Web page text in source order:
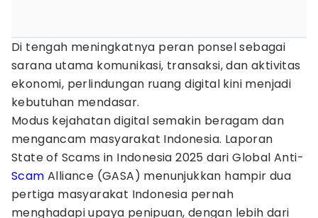
Di tengah meningkatnya peran ponsel sebagai
sarana utama komunikasi, transaksi, dan aktivitas
ekonomi, perlindungan ruang digital kini menjadi
kebutuhan mendasar.
Modus kejahatan digital semakin beragam dan
mengancam masyarakat Indonesia. Laporan
State of Scams in Indonesia 2025 dari Global Anti-
Scam Alliance (GASA) menunjukkan hampir dua
pertiga masyarakat Indonesia pernah
menghadapi upaya penipuan, dengan lebih dari